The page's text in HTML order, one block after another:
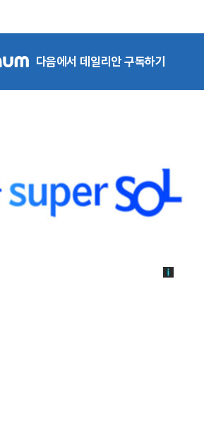
다음에서 데일리안 구독하기